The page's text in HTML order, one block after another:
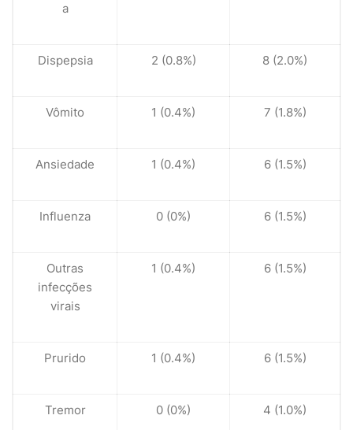
a
Dispepsia 2 (0.8%) 8 (2.0%)
Vômito 1 (0.4%) 7 (1.8%)
Ansiedade 1 (0.4%) 6 (1.5%)
Influenza 0 (0%) 6 (1.5%)
Outras
infecções
virais
1 (0.4%) 6 (1.5%)
Prurido 1 (0.4%) 6 (1.5%)
Tremor 0 (0%) 4 (1.0%)